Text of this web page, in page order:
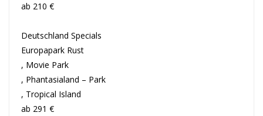
ab 210 €
Deutschland Specials
Europapark Rust
, Movie Park
, Phantasialand – Park
, Tropical Island
ab 291 €